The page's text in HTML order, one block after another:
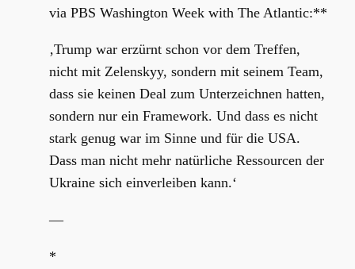
via PBS Washington Week with The Atlantic:**
‚Trump war erzürnt schon vor dem Treffen,
nicht mit Zelenskyy, sondern mit seinem Team,
dass sie keinen Deal zum Unterzeichnen hatten,
sondern nur ein Framework. Und dass es nicht
stark genug war im Sinne und für die USA.
Dass man nicht mehr natürliche Ressourcen der
Ukraine sich einverleiben kann.‘
—
*